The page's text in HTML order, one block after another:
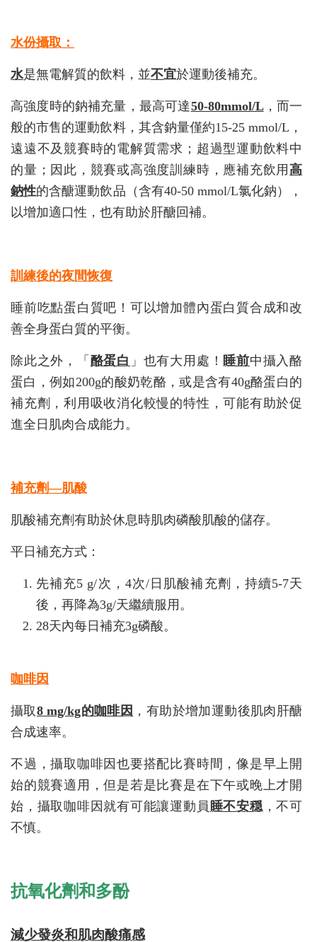
水份攝取：
水是無電解質的飲料，並不宜於運動後補充。
高強度時的鈉補充量，最高可達50-80mmol/L，而一
般的市售的運動飲料，其含鈉量僅約15-25 mmol/L，
遠遠不及競賽時的電解質需求；超過型運動飲料中
的量；因此，競賽或高強度訓練時，應補充飲用高
鈉性的含醣運動飲品（含有40-50 mmol/L氯化鈉），
以增加適口性，也有助於肝醣回補。
訓練後的夜間恢復
睡前吃點蛋白質吧！可以增加體內蛋白質合成和改
善全身蛋白質的平衡。
除此之外，「 酪蛋白 」也有大用處！ 睡前中攝入酪
蛋白，例如200g的酸奶乾酪，或是含有40g酪蛋白的
補充劑，利用吸收消化較慢的特性，可能有助於促
進全日肌肉合成能力。
補充劑—肌酸
肌酸補充劑有助於休息時肌肉磷酸肌酸的儲存。
平日補充方式：
先補充5 g/次，4次/日肌酸補充劑，持續5-7天
後，再降為3g/天繼續服用。
28天內每日補充3g磷酸。
咖啡因
攝取8 mg/kg的咖啡因 ，有助於增加運動後肌肉肝醣
合成速率。
不過，攝取咖啡因也要搭配比賽時間，像是早上開
始的競賽適用，但是若是比賽是在下午或晚上才開
始，攝取咖啡因就有可能讓運動員 睡不安穏，不可
不慎。
抗氧化劑和多酚
減少發炎和肌肉酸痛感